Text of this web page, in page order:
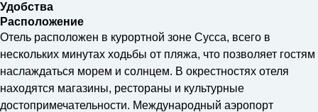
Удобства
Расположение
Отель расположен в курортной зоне Сусса, всего в
нескольких минутах ходьбы от пляжа, что позволяет гостям
наслаждаться морем и солнцем. В окрестностях отеля
находятся магазины, рестораны и культурные
достопримечательности. Международный аэропорт